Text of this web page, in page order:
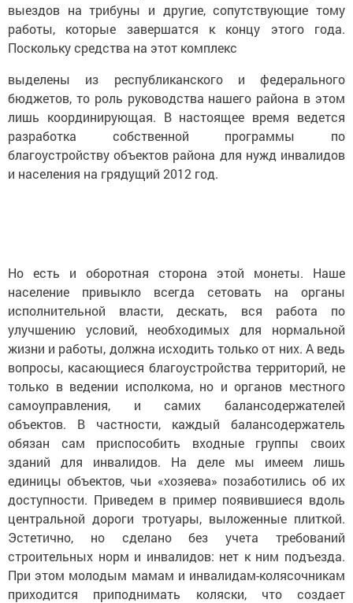
выездов на трибуны и другие, сопутствующие тому
работы, которые завершатся к концу этого года.
Поскольку средства на этот комплекс
выделены из республиканского и федерального
бюджетов, то роль руководства нашего района в этом
лишь координирующая. В настоящее время ведется
разработка собственной программы по
благоустройству объектов района для нужд инвалидов
и населения на грядущий 2012 год.
Но есть и оборотная сторона этой монеты. Наше
население привыкло всегда сетовать на органы
исполнительной власти, дескать, вся работа по
улучшению условий, необходимых для нормальной
жизни и работы, должна исходить только от них. А ведь
вопросы, касающиеся благоустройства территорий, не
только в ведении исполкома, но и органов местного
самоуправления, и самих балансодержателей
объектов. В частности, каждый балансодержатель
обязан сам приспособить входные группы своих
зданий для инвалидов. На деле мы имеем лишь
единицы объектов, чьи «хозяева» позаботились об их
доступности. Приведем в пример появившиеся вдоль
центральной дороги тротуары, выложенные плиткой.
Эстетично, но сделано без учета требований
строительных норм и инвалидов: нет к ним подъезда.
При этом молодым мамам и инвалидам-колясочникам
приходится приподнимать коляски, что создает